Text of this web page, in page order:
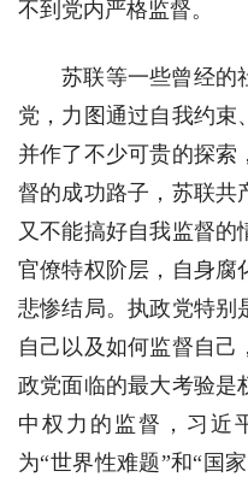
不到党内严格监督。
苏联等一些曾经的
党，力图通过自我约束
并作了不少可贵的探索
督的成功路子，苏联共
又不能搞好自我监督的
官僚特权阶层，自身腐
悲惨结局。执政党特别
自己以及如何监督自己
政党面临的最大考验是
中权力的监督，习近
为“世界性难题”和“国